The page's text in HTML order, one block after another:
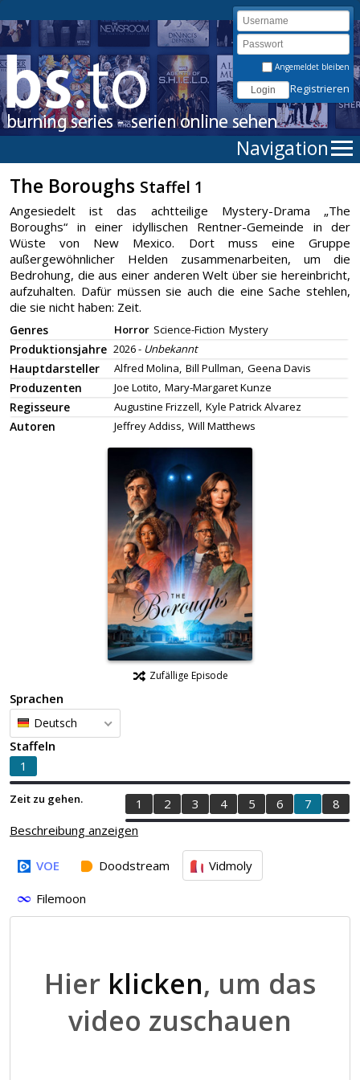
Angemeldet bleiben
Registrieren
Navigation
The Boroughs Staffel 1
Angesiedelt ist das achtteilige Mystery-Drama „The
Boroughs“ in einer idyllischen Rentner-Gemeinde in der
Wüste von New Mexico. Dort muss eine Gruppe
außergewöhnlicher Helden zusammenarbeiten, um die
Bedrohung, die aus einer anderen Welt über sie hereinbricht,
aufzuhalten. Dafür müssen sie auch die eine Sache stehlen,
die sie nicht haben: Zeit.
Genres Horror Science-Fiction Mystery
Produktionsjahre 2026 - Unbekannt
Hauptdarsteller Alfred Molina, Bill Pullman, Geena Davis
Produzenten Joe Lotito, Mary-Margaret Kunze
Regisseure Augustine Frizzell, Kyle Patrick Alvarez
Autoren Jeffrey Addiss, Will Matthews
Zufällige Episode
Sprachen
Deutsch
Staffeln
1
Zeit zu gehen. 1 2 3 4 5 6 7
8
Beschreibung anzeigen
VOE Doodstream Vidmoly
Filemoon
Hier klicken, um das
video zuschauen